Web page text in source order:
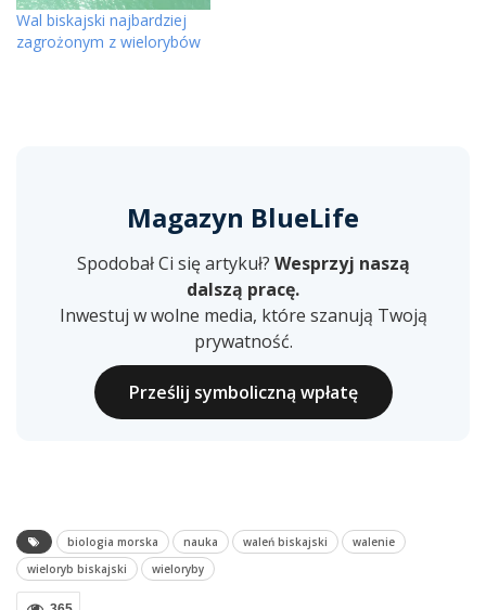
Wal biskajski najbardziej
zagrożonym z wielorybów
Magazyn BlueLife
Spodobał Ci się artykuł? Wesprzyj naszą
dalszą pracę.
Inwestuj w wolne media, które szanują Twoją
prywatność.
Prześlij symboliczną wpłatę
biologia morska nauka waleń biskajski
walenie
wieloryb biskajski
wieloryby